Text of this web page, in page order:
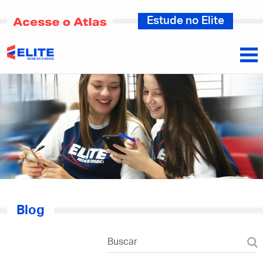
Estude no Elite
Blog